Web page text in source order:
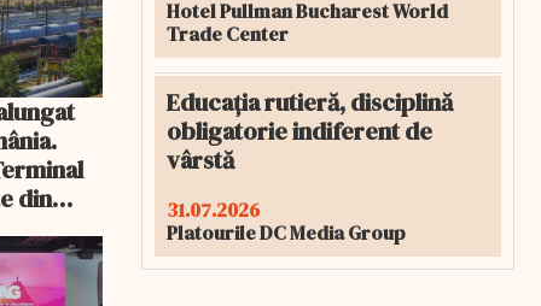
din
Hotel Pullman Bucharest World
Trade Center
Educația rutieră, disciplină
obligatorie indiferent de
vârstă
31.07.2026
Platourile DC Media Group